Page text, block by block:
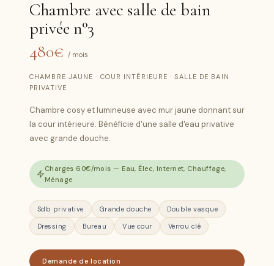
Chambre avec salle de bain
privée n°3
480€ / mois
CHAMBRE JAUNE · COUR INTÉRIEURE · SALLE DE BAIN
PRIVATIVE
Chambre cosy et lumineuse avec mur jaune donnant sur
la cour intérieure. Bénéficie d'une salle d'eau privative
avec grande douche.
Charges 60€/mois — Eau, Élec, Internet, Chauffage,
Ménage
Sdb privative Grande douche
Double vasque
Dressing
Bureau Vue cour Verrou clé
Demande de location